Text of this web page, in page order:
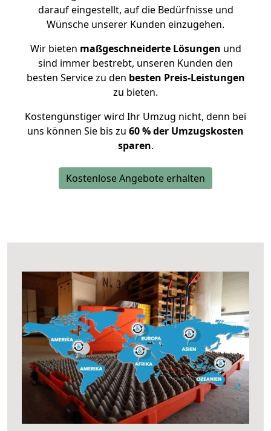
darauf eingestellt, auf die Bedürfnisse und
Wünsche unserer Kunden einzugehen.
Wir bieten maßgeschneiderte Lösungen und
sind immer bestrebt, unseren Kunden den
besten Service zu den besten Preis-Leistungen
zu bieten.
Kostengünstiger wird Ihr Umzug nicht, denn bei
uns können Sie bis zu 60 % der Umzugskosten
sparen.
Kostenlose Angebote erhalten